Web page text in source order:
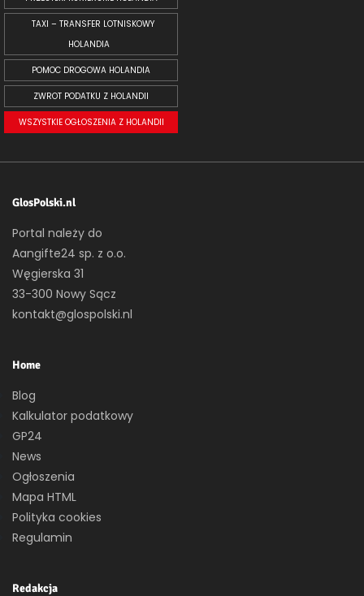
TAXI – TRANSFER LOTNISKOWY
HOLANDIA
POMOC DROGOWA HOLANDIA
ZWROT PODATKU Z HOLANDII
WSZYSTKIE OGŁOSZENIA Z HOLANDII
GlosPolski.nl
Portal należy do
Aangifte24 sp. z o.o.
Węgierska 31
33-300 Nowy Sącz
kontakt@glospolski.nl
Home
Blog
Kalkulator podatkowy
GP24
News
Ogłoszenia
Mapa HTML
Polityka cookies
Regulamin
Redakcja